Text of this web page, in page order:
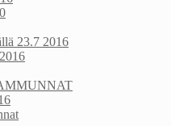
23.7 2016